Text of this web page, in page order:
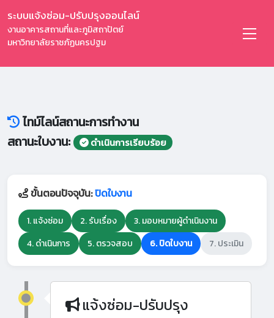
ระบบแจ้งซ่อม-ปรับปรุงออนไลน์
งานอาคารสถานที่และภูมิสถาปัตย์
มหาวิทยาลัยราชภัฏนครปฐม
ไทม์ไลน์สถานะการทำงาน
สถานะใบงาน:
ดำเนินการเรียบร้อย
ขั้นตอนปัจจุบัน:ปิดใบงาน
1. แจ้งซ่อม 2. รับเรื่อง
3. มอบหมายผู้ดำเนินงาน
4. ดำเนินการ
5. ตรวจสอบ 6. ปิดใบงาน 7. ประเมิน
แจ้งซ่อม-ปรับปรุง